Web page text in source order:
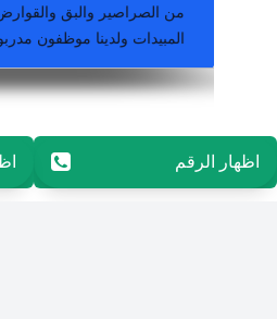
من الصراصير والبق
المبيدات ولدينا موظفون
اظهار الرقم96565594848